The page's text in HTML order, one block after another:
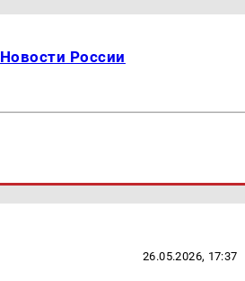
Новости России
26.05.2026, 17:37